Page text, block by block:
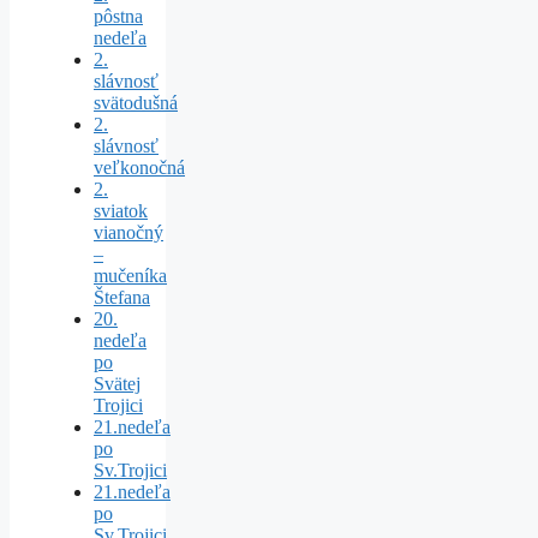
pôstna
nedeľa
2.
slávnosť
svätodušná
2.
slávnosť
veľkonočná
2.
sviatok
vianočný
–
mučeníka
Štefana
20.
nedeľa
po
Svätej
Trojici
21.nedeľa
po
Sv.Trojici
21.nedeľa
po